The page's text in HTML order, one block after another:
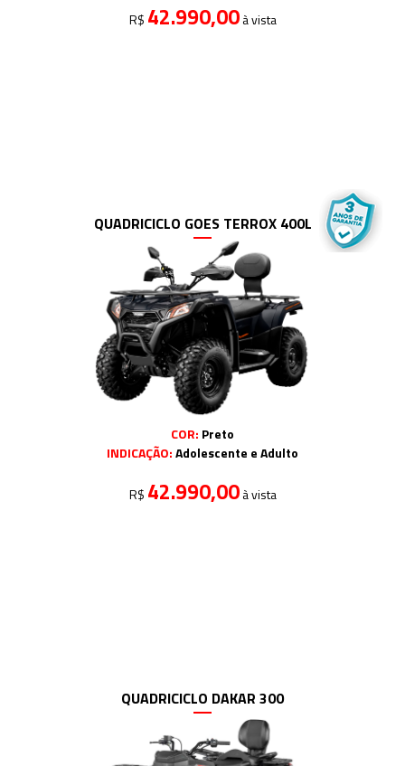
R$ 42.990,00à vista
QUADRICICLO GOES TERROX 400L
COR: Preto
INDICAÇÃO:Adolescente e Adulto
R$ 42.990,00à vista
QUADRICICLO DAKAR 300